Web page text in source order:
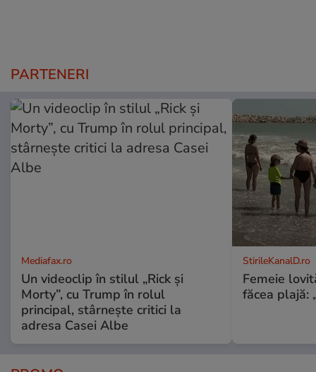
PARTENERI
Mediafax.ro
Un videoclip în stilul „Rick și
Morty”, cu Trump în rolul
principal, stârnește critici la
adresa Casei Albe
StirileKanalD.ro
Femeie
făcea plajă: